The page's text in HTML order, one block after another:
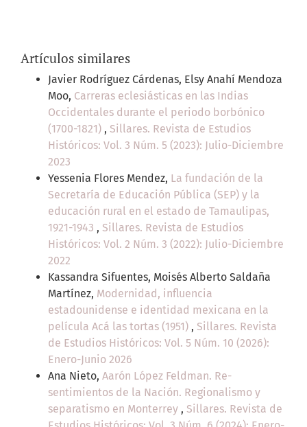
Artículos similares
Javier Rodríguez Cárdenas, Elsy Anahí Mendoza
Moo, Carreras eclesiásticas en las Indias
Occidentales durante el periodo borbónico
(1700-1821) , Sillares. Revista de Estudios
Históricos: Vol. 3 Núm. 5 (2023): Julio-Diciembre
2023
Yessenia Flores Mendez, La fundación de la
Secretaría de Educación Pública (SEP) y la
educación rural en el estado de Tamaulipas,
1921-1943 , Sillares. Revista de Estudios
Históricos: Vol. 2 Núm. 3 (2022): Julio-Diciembre
2022
Kassandra Sifuentes, Moisés Alberto Saldaña
Martínez, Modernidad, influencia
estadounidense e identidad mexicana en la
película Acá las tortas (1951) , Sillares. Revista
de Estudios Históricos: Vol. 5 Núm. 10 (2026):
Enero-Junio 2026
Ana Nieto, Aarón López Feldman. Re-
sentimientos de la Nación. Regionalismo y
separatismo en Monterrey , Sillares. Revista de